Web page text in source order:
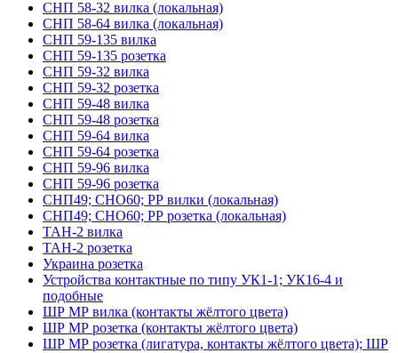
СНП 58-32 вилка (локальная)
СНП 58-64 вилка (локальная)
СНП 59-135 вилка
СНП 59-135 розетка
СНП 59-32 вилка
СНП 59-32 розетка
СНП 59-48 вилка
СНП 59-48 розетка
СНП 59-64 вилка
СНП 59-64 розетка
СНП 59-96 вилка
СНП 59-96 розетка
СНП49; СНО60; РР вилки (локальная)
СНП49; СНО60; РР розетка (локальная)
ТАН-2 вилка
ТАН-2 розетка
Украина розетка
Устройства контактные по типу УК1-1; УК16-4 и
подобные
ШР МР вилка (контакты жёлтого цвета)
ШР МР розетка (контакты жёлтого цвета)
ШР МР розетка (лигатура, контакты жёлтого цвета); ШР